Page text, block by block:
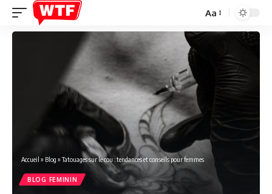
Font
Resizer
Aa
Accueil » Blog »Tatouages sur le cou : tendances et conseils pour femmes
BLOG FEMININ